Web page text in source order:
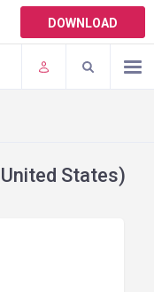
DOWNLOAD
States)